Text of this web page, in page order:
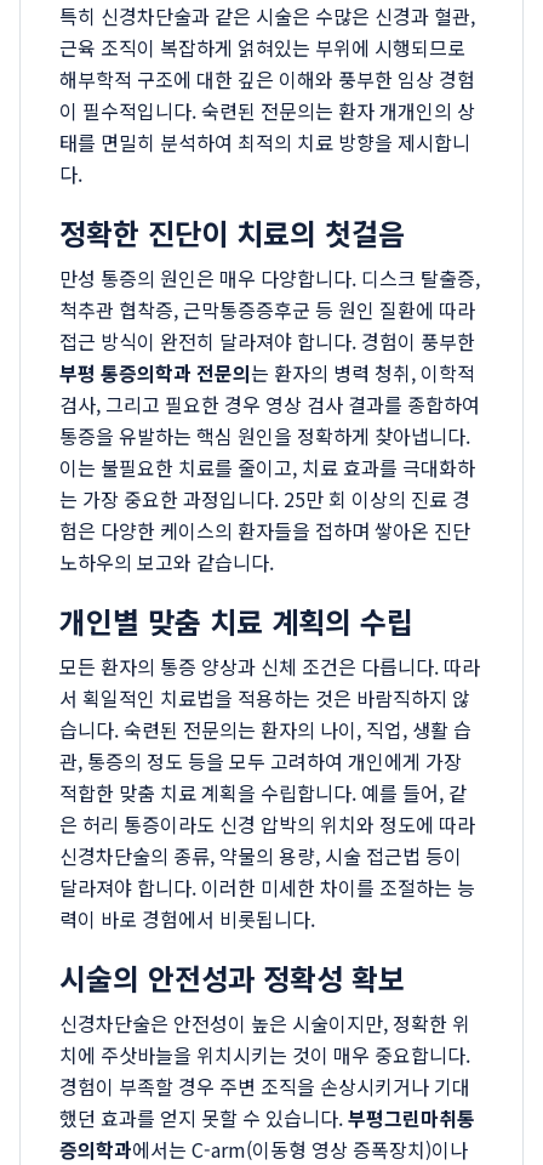
특히 신경차단술과 같은 시술은 수많은 신경과 혈관,
근육 조직이 복잡하게 얽혀있는 부위에 시행되므로
해부학적 구조에 대한 깊은 이해와 풍부한 임상 경험
이 필수적입니다. 숙련된 전문의는 환자 개개인의 상
태를 면밀히 분석하여 최적의 치료 방향을 제시합니
다.
정확한 진단이 치료의 첫걸음
만성 통증의 원인은 매우 다양합니다. 디스크 탈출증,
척추관 협착증, 근막통증증후군 등 원인 질환에 따라
접근 방식이 완전히 달라져야 합니다. 경험이 풍부한
부평 통증의학과 전문의는 환자의 병력 청취, 이학적
검사, 그리고 필요한 경우 영상 검사 결과를 종합하여
통증을 유발하는 핵심 원인을 정확하게 찾아냅니다.
이는 불필요한 치료를 줄이고, 치료 효과를 극대화하
는 가장 중요한 과정입니다. 25만 회 이상의 진료 경
험은 다양한 케이스의 환자들을 접하며 쌓아온 진단
노하우의 보고와 같습니다.
개인별 맞춤 치료 계획의 수립
모든 환자의 통증 양상과 신체 조건은 다릅니다. 따라
서 획일적인 치료법을 적용하는 것은 바람직하지 않
습니다. 숙련된 전문의는 환자의 나이, 직업, 생활 습
관, 통증의 정도 등을 모두 고려하여 개인에게 가장
적합한 맞춤 치료 계획을 수립합니다. 예를 들어, 같
은 허리 통증이라도 신경 압박의 위치와 정도에 따라
신경차단술의 종류, 약물의 용량, 시술 접근법 등이
달라져야 합니다. 이러한 미세한 차이를 조절하는 능
력이 바로 경험에서 비롯됩니다.
시술의 안전성과 정확성 확보
신경차단술은 안전성이 높은 시술이지만, 정확한 위
치에 주삿바늘을 위치시키는 것이 매우 중요합니다.
경험이 부족할 경우 주변 조직을 손상시키거나 기대
했던 효과를 얻지 못할 수 있습니다.부평그린마취통
증의학과에서는 C-arm(이동형 영상 증폭장치)이나